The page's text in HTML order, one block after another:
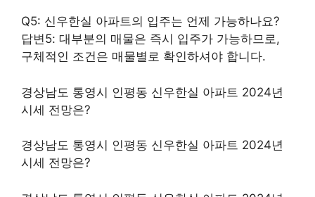
Q5: 신우한실 아파트의 입주는 언제 가능하나요?
답변5: 대부분의 매물은 즉시 입주가 가능하므로,
구체적인 조건은 매물별로 확인하셔야 합니다.
경상남도 통영시 인평동 신우한실 아파트 2024년
시세 전망은?
경상남도 통영시 인평동 신우한실 아파트 2024년
시세 전망은?